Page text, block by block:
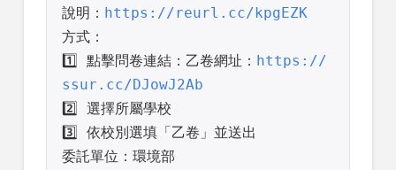
說明： https://reurl.cc/kpgEZK
方式：
1️⃣ 點擊問卷連結：乙卷網址： https://
ssur.cc/DJowJ2Ab
2️⃣ 選擇所屬學校
3️⃣ 依校別選填「乙卷」並送出
委託單位：環境部